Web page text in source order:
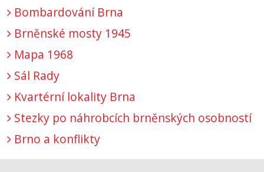
Bombardování Brna
Brněnské mosty 1945
Mapa 1968
Sál Rady
Kvartérní lokality Brna
Stezky po náhrobcích brněnských osobností
Brno a konflikty